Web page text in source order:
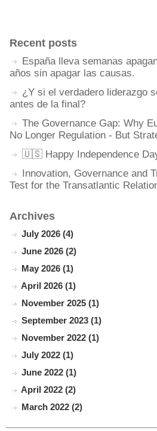
Recent posts
España lleva semanas
años sin apagar las causas.
¿Y si el verdadero liderazgo
antes de la final?
The Governance Gap: Why
No Longer Regulation - But
🇺🇸 Happy Independence
Innovation, Governance and
Test for the Transatlantic
Archives
July 2026 (4)
June 2026 (2)
May 2026 (1)
April 2026 (1)
November 2025 (1)
September 2023 (1)
November 2022 (1)
July 2022 (1)
June 2022 (1)
April 2022 (2)
March 2022 (2)